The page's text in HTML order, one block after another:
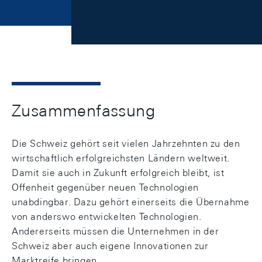
Zusammenfassung
Die Schweiz gehört seit vielen Jahrzehnten zu den
wirtschaftlich erfolgreichsten Ländern weltweit.
Damit sie auch in Zukunft erfolgreich bleibt, ist
Offenheit gegenüber neuen Technologien
unabdingbar. Dazu gehört einerseits die Übernahme
von anderswo entwickelten Technologien.
Andererseits müssen die Unternehmen in der
Schweiz aber auch eigene Innovationen zur